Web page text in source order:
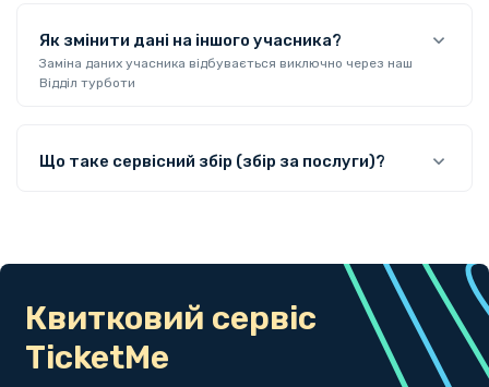
Як змінити дані на іншого учасника?
Заміна даних учасника відбувається виключно через наш
Відділ турботи
Що таке сервісний збір (збір за послуги)?
Квитковий сервіс
TicketMe